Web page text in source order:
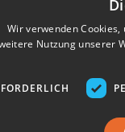
Wir verwenden
Nutzung unserer